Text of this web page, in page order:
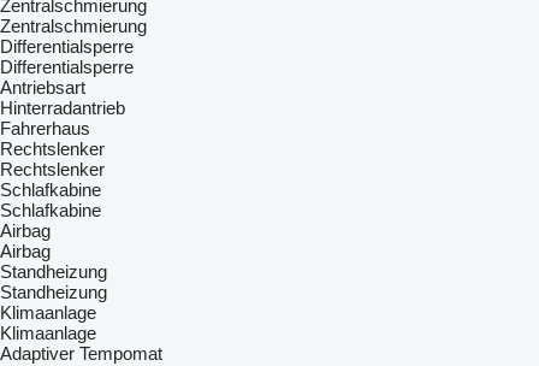
Zentralschmierung
Zentralschmierung
Differentialsperre
Differentialsperre
Antriebsart
Hinterradantrieb
Fahrerhaus
Rechtslenker
Rechtslenker
Schlafkabine
Schlafkabine
Airbag
Airbag
Standheizung
Standheizung
Klimaanlage
Klimaanlage
Adaptiver Tempomat